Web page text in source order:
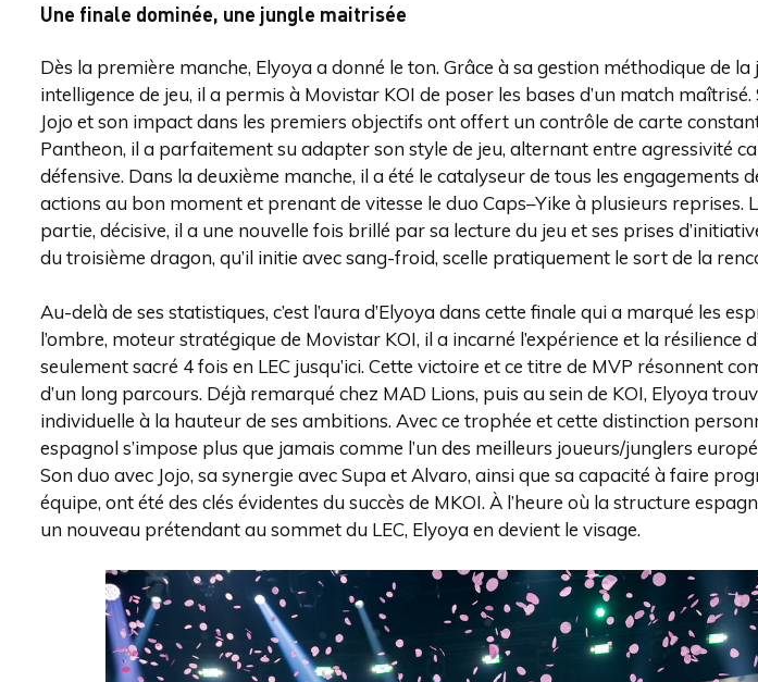
Une finale dominée, une jungle maitrisée
Dès la première manche, Elyoya a donné le ton. Grâce à sa gestion méthodique de la
intelligence de jeu, il a permis à Movistar KOI de poser les bases d’un match
Jojo et son impact dans les premiers objectifs ont offert un contrôle de carte
Pantheon, il a parfaitement su adapter son style de jeu, alternant entre agressivité
défensive. Dans la deuxième manche, il a été le catalyseur de tous les engagements
actions au bon moment et prenant de vitesse le duo Caps–Yike à plusieurs reprises.
partie, décisive, il a une nouvelle fois brillé par sa lecture du jeu et ses prises
du troisième dragon, qu’il initie avec sang-froid, scelle pratiquement le sort de la
Au-delà de ses statistiques, c’est l’aura d’Elyoya dans cette finale qui a marqué les
l’ombre, moteur stratégique de Movistar KOI, il a incarné l’expérience et la résilience
seulement sacré 4 fois en LEC jusqu’ici. Cette victoire et ce titre de MVP résonnent
d’un long parcours. Déjà remarqué chez MAD Lions, puis au sein de KOI, Elyoya
individuelle à la hauteur de ses ambitions. Avec ce trophée et cette distinction
espagnol s’impose plus que jamais comme l’un des meilleurs joueurs/junglers
Son duo avec Jojo, sa synergie avec Supa et Alvaro, ainsi que sa capacité à faire
équipe, ont été des clés évidentes du succès de MKOI. À l’heure où la structure
un nouveau prétendant au sommet du LEC, Elyoya en devient le visage.